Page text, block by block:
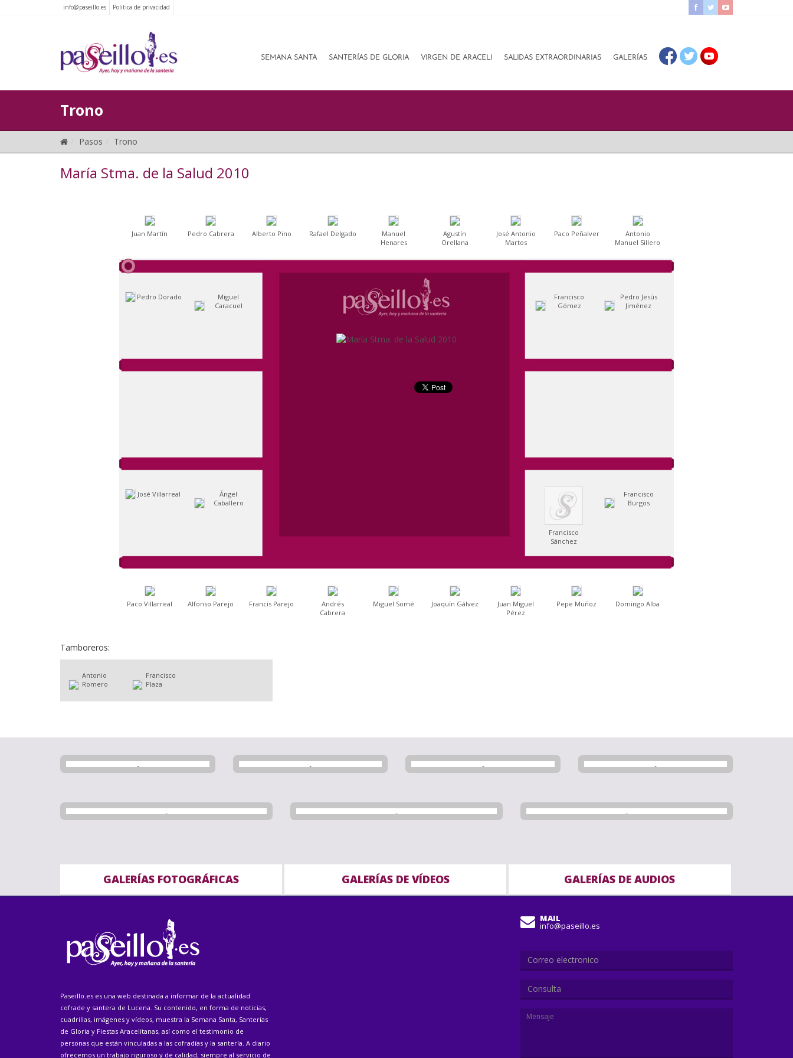
info@paseillo.es Politica de privacidad
SEMANA SANTA SANTERÍAS DE GLORIA VIRGEN DE ARACELI SALIDAS EXTRAORDINARIAS GALERÍAS
Trono
Pasos Trono
María Stma. de la Salud 2010
Juan Martín Pedro Cabrera Alberto Pino Rafael Delgado
Manuel
Henares
Agustín
Orellana
José Antonio
Martos
Paco Peñalver
Antonio
Manuel Sillero
Pedro Dorado
Miguel
Caracuel
José Villarreal
Ángel
Caballero
Francisco
Gómez
Pedro Jesús
Jiménez
Francisco
Sánchez
Francisco
Burgos
Paco Villarreal Alfonso Parejo Francis Parejo
Andrés
Cabrera
Miguel Somé Joaquín Gálvez
Juan Miguel
Pérez
Pepe Muñoz Domingo Alba
Tamboreros:
Antonio
Romero
Francisco
Plaza
GALERÍAS FOTOGRÁFICAS GALERÍAS DE VÍDEOS GALERÍAS DE AUDIOS
Paseillo.es es una web destinada a informar de la actualidad
cofrade y santera de Lucena. Su contenido, en forma de noticias,
cuadrillas, imágenes y vídeos, muestra la Semana Santa, Santerías
de Gloria y Fiestas Aracelitanas, así como el testimonio de
personas que están vinculadas a las cofradías y la santería. A diario
ofrecemos un trabajo riguroso y de calidad; siempre al servicio de
MAIL
info@paseillo.es
Consulta